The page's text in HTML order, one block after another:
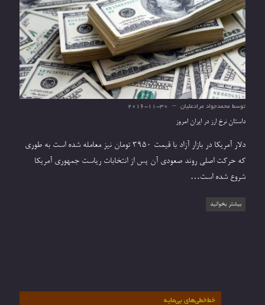
توسط محمدجواد مرادعلیان 2016-11-30
داستان نرخ ارز در ایران امروز
دلار آمریکا در بازار آزاد با قیمت 3950 تومان نیز معامله شده است به طوری
که حرکت اصلی روند صعودی آن پس از انتخابات ریاست جمهوری آمریکا
شروع شده است…
بیشتر بخوانید
خط‌خطی‌های بی‌مایه